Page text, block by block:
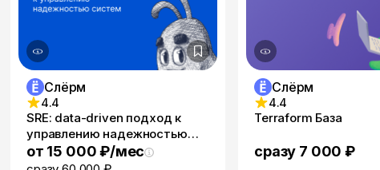
Слёрм
4.4
SRE: data-driven подход к
управлению надежностью
систем
от 15 000 ₽/мес
Слёрм
4.4
Terraform База
сразу 7 000 ₽